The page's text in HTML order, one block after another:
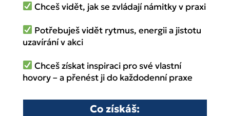
Chceš vidět, jak se zvládají námitky v praxi
Potřebuješ vidět rytmus, energii a jistotu
uzavírání v akci
Chceš získat inspiraci pro své vlastní
hovory – a přenést ji do každodenní praxe
Co získáš: